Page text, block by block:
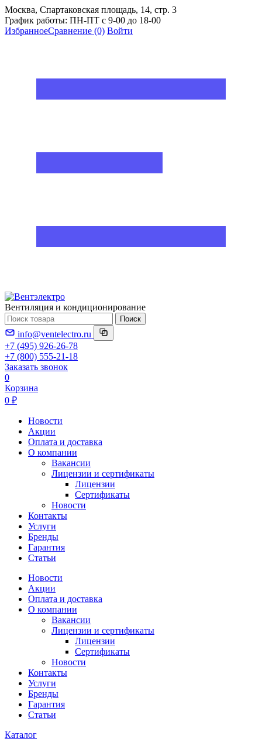
Москва, Спартаковская площадь, 14, стр. 3
График работы: ПН-ПТ с 9-00 до 18-00
ИзбранноеСравнение (0) Войти
Вентиляция и кондиционирование
Поиск
info@ventelectro.ru
+7 (495) 926-26-78
+7 (800) 555-21-18
Заказать звонок
0
Корзина
0 ₽
Новости
Акции
Оплата и доставка
О компании
Вакансии
Лицензии и сертификаты
Лицензии
Сертификаты
Новости
Контакты
Услуги
Бренды
Гарантия
Статьи
Новости
Акции
Оплата и доставка
О компании
Вакансии
Лицензии и сертификаты
Лицензии
Сертификаты
Новости
Контакты
Услуги
Бренды
Гарантия
Статьи
Каталог